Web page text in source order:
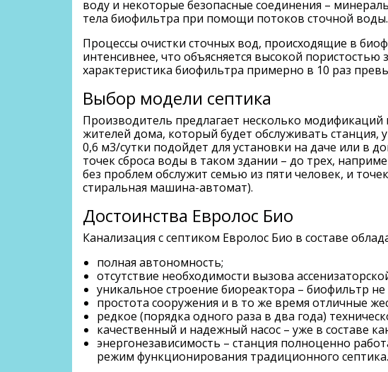
воду и некоторые безопасные соединения –
тела биофильтра при помощи потоков сточной воды.
Процессы очистки сточных вод, происходящие в
интенсивнее, что объясняется высокой
характеристика биофильтра примерно в 10 раз
Выбор модели септика
Производитель предлагает несколько
жителей дома, который будет обслуживать станция,
0,6 м3/сутки подойдет для установки на даче или в
точек сброса воды в таком здании – до трех,
без проблем обслужит семью из пяти человек, и
стиральная машина-автомат).
Достоинства Евролос Био
Канализация с септиком Евролос Био в составе
полная автономность;
отсутствие необходимости вызова
уникальное строение биореактора – биофильтр
простота сооружения и в то же время отличные
редкое (порядка одного раза в два года)
качественный и надежный насос – уже в составе
энергонезависимость – станция полноценно
режим функционирования традиционного септика.